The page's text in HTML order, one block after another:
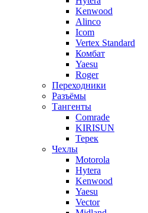
Kenwood
Alinco
Icom
Vertex Standard
Комбат
Yaesu
Roger
Переходники
Разъёмы
Тангенты
Comrade
KIRISUN
Терек
Чехлы
Motorola
Hytera
Kenwood
Yaesu
Vector